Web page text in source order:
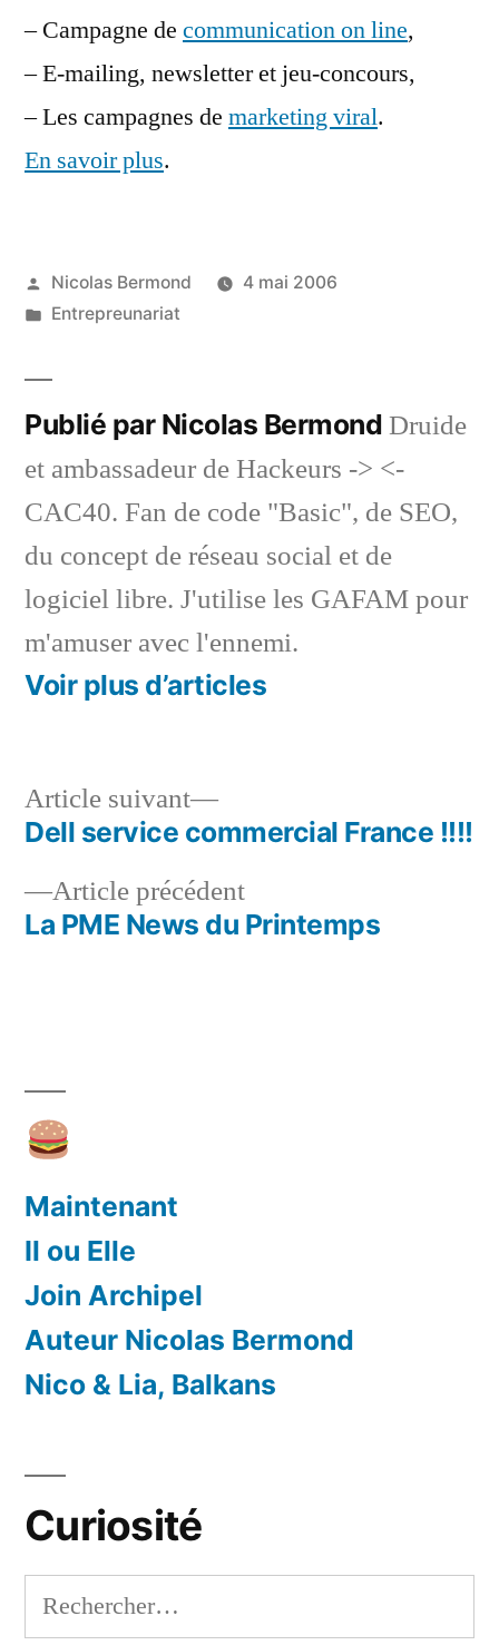
– Campagne de communication on line,
– E-mailing, newsletter et jeu-concours,
– Les campagnes de marketing viral.
En savoir plus.
Publié
par
Nicolas Bermond
4 mai 2006
Publié
Entrepreunariat
Publié par Nicolas Bermond Druide
et ambassadeur de Hackeurs -> <-
CAC40. Fan de code "Basic", de SEO,
du concept de réseau social et de
logiciel libre. J'utilise les GAFAM pour
m'amuser avec l'ennemi.
Voir plus d’articles
Navigation
deArticle précédentArticle
précédent :
La PME News du Printemps
Article suivant
Article
suivant :
Dell service commercial France !!!!
Maintenant
Il ou Elle
Join Archipel
Auteur Nicolas Bermond
Nico & Lia, Balkans
Curiosité
Rechercher :